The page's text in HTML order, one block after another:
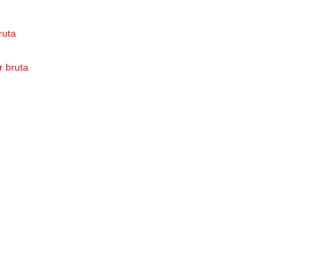
bruta